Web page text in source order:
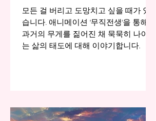
모든 걸 버리고 도망치고 싶을 때가 있
습니다. 애니메이션 '무직전생'을 통해,
과거의 무게를 짊어진 채 묵묵히 나아가
는 삶의 태도에 대해 이야기합니다.